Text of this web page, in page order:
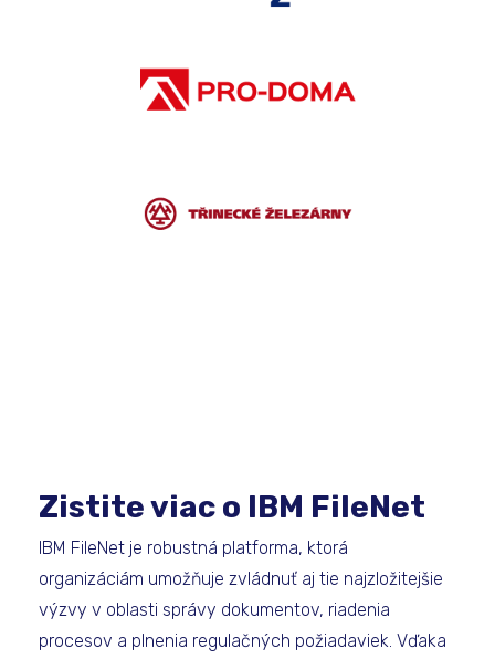
Zistite viac o IBM FileNet
IBM FileNet je robustná platforma, ktorá
organizáciám umožňuje zvládnuť aj tie najzložitejšie
výzvy v oblasti správy dokumentov, riadenia
procesov a plnenia regulačných požiadaviek. Vďaka